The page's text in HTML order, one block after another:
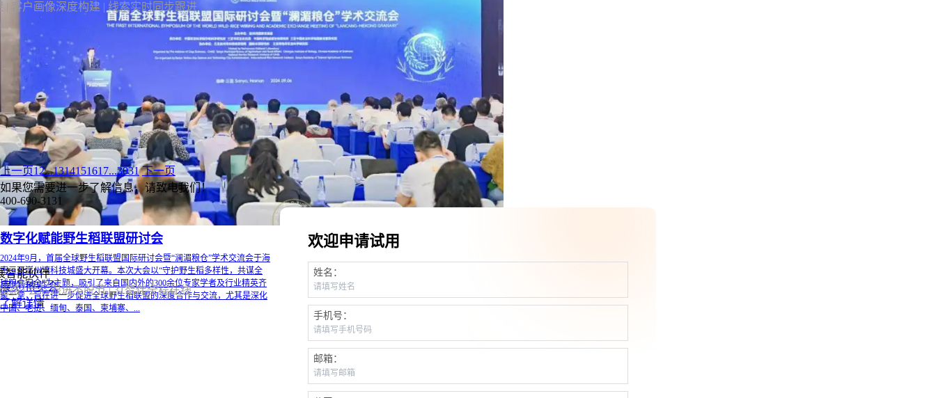
| 客户画像深度构建 | 线索实时同步跟进
智能伙伴
路 | 会后跟进不脱节 | 31智伴全程在线
31会议CEO万涛出席中国国际消费品博览会“提
振和扩大消费政策发布与行动研讨会”
4月13日，第五届中国国际消费品博览会（简称“消博会”）在海南海口盛大
启幕。作为消博会的重要配套活动，由海南省经济研究中心、海南国际经
济发展局主办，华夏经济发展研究院和31会议集团承办的“提振和扩大消
费政策发布与行动研讨会”于4月15日在消博会期间举行。本次研讨会作为
中国国际消费品博览会的重要配套活动，以...
展览/博览会
数字化赋能野生稻联盟研讨会
2024年9月，首届全球野生稻联盟国际研讨会暨“澜湄粮仓”学术交流会于海
南三亚崖州湾科技城盛大开幕。本次大会以“守护野生稻多样性，共谋全
球粮食安全”为主题，吸引了来自国内外的300余位专家学者及行业精英齐
聚一堂，旨在进一步促进全球野生稻联盟的深度合作与交流，尤其是深化
中国、老挝、缅甸、泰国、柬埔寨、...
展览/博览会
了解详情
上一页12...1314151617...3031 下一页
如果您需要进一步了解信息，请致电我们！
400-690-3131
欢迎申请试用
姓名：
手机号：
邮箱：